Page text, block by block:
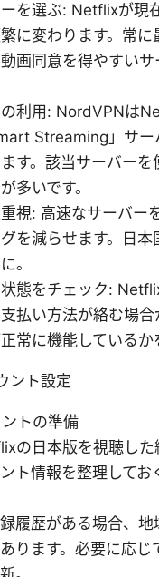
を選ぶ: Netflixが現
に変わります。常に
画同意を得やすい
利用: NordVPNは
Streaming」サー
す。該当サーバーを
多いです。
視: 高速なサーバー
を減らせます。日本
。
態をチェック:
払い方法が絡む場合
常に機能しているか
ント設定
トの準備
の日本版を視聴した
ト情報を整理してお
履歴がある場合、地
ります。必要に応じ